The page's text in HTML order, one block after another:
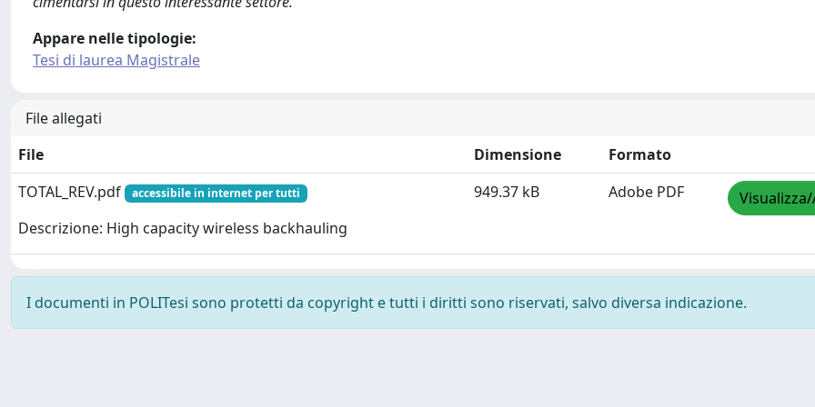
Appare nelle tipologie:
Tesi di laurea Magistrale
File allegati
File
Dimensione
Formato
TOTAL_REV.pdf
accessibile in internet per tutti
Descrizione: High capacity wireless backhauling
949.37 kB Adobe PDF
I documenti in POLITesi sono protetti da copyright e tutti i diritti sono riservati, salvo diversa indicazione.